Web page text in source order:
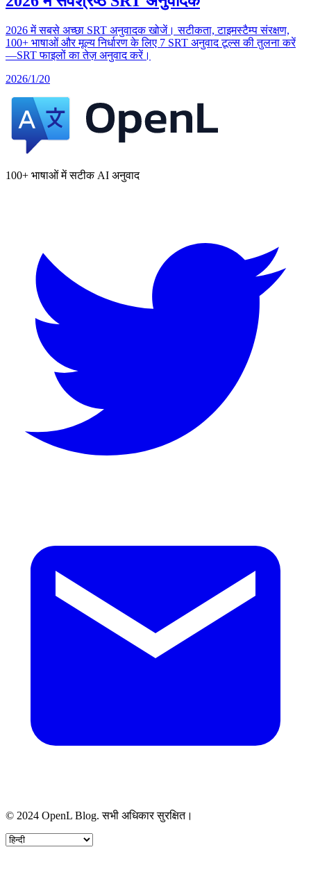
2026 में सबसे अच्छा SRT अनुवादक खोजें। सटीकता, टाइमस्टैम्प संरक्षण,
100+ भाषाओं और मूल्य निर्धारण के लिए 7 SRT अनुवाद टूल्स की तुलना करें
—SRT फाइलों का तेज़ अनुवाद करें।
2026/1/20
100+ भाषाओं में सटीक AI अनुवाद
© 2024 OpenL Blog. सभी अधिकार सुरक्षित।